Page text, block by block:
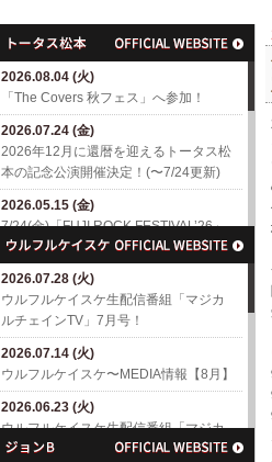
2026.08.04 (火)
「The Covers 秋フェス」へ参加！
2026.07.24 (金)
2026年12月に還暦を迎えるトータス松
本の記念公演開催決定！(〜7/24更新)
2026.05.15 (金)
7/24(金)「FUJI ROCK FESTIVAL’26」
出演決定！
2026.04.18 (土)
6/10(水)「MUSIC AWARDS JAPAN
WEEK SPECIAL LIVE A Tribute to
EIICHI OHTAKI」出演決定！
2026.04.01 (水)
7/4(土)「浜崎貴司 GACHIスペシャル」
2026.03.06 (金)
2026.07.28 (火)
ウルフルケイスケ生配信番組「マジカ
ルチェインTV」7月号！
2026.07.14 (火)
​ウルフルケイスケ〜MEDIA情報【8月】
2026.06.23 (火)
ウルフルケイスケ生配信番組「マジカ
ルチェインTV」6月号！